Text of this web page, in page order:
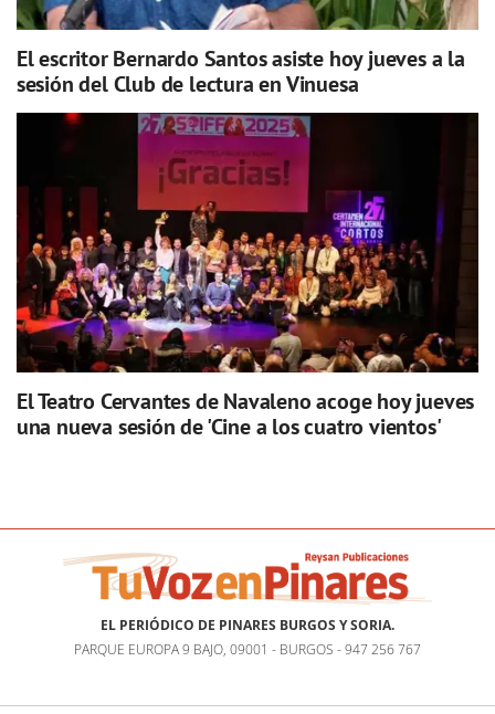
El escritor Bernardo Santos asiste hoy jueves a la
sesión del Club de lectura en Vinuesa
El Teatro Cervantes de Navaleno acoge hoy jueves
una nueva sesión de 'Cine a los cuatro vientos'
EL PERIÓDICO DE PINARES BURGOS Y SORIA.
PARQUE EUROPA 9 BAJO, 09001 - BURGOS - 947 256 767